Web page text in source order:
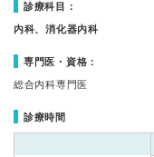
診療科目：
内科、消化器内科
専門医・資格：
総合内科専門医
診療時間